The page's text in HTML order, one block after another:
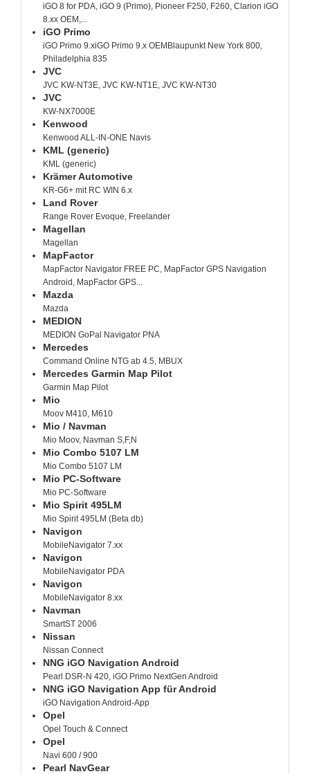
iGO 8 for PDA, iGO 9 (Primo), Pioneer F250, F260, Clarion iGO
8.xx OEM,...
iGO Primo
iGO Primo 9.xiGO Primo 9.x OEMBlaupunkt New York 800,
Philadelphia 835
JVC
JVC KW-NT3E, JVC KW-NT1E, JVC KW-NT30
JVC
KW-NX7000E
Kenwood
Kenwood ALL-IN-ONE Navis
KML (generic)
KML (generic)
Krämer Automotive
KR-G6+ mit RC WIN 6.x
Land Rover
Range Rover Evoque, Freelander
Magellan
Magellan
MapFactor
MapFactor Navigator FREE PC, MapFactor GPS Navigation
Android, MapFactor GPS...
Mazda
Mazda
MEDION
MEDION GoPal Navigator PNA
Mercedes
Command Online NTG ab 4.5, MBUX
Mercedes Garmin Map Pilot
Garmin Map Pilot
Mio
Moov M410, M610
Mio / Navman
Mio Moov, Navman S,F,N
Mio Combo 5107 LM
Mio Combo 5107 LM
Mio PC-Software
Mio PC-Software
Mio Spirit 495LM
Mio Spirit 495LM (Beta db)
Navigon
MobileNavigator 7.xx
Navigon
MobileNavigator PDA
Navigon
MobileNavigator 8.xx
Navman
SmartST 2006
Nissan
Nissan Connect
NNG iGO Navigation Android
Pearl DSR-N 420, iGO Primo NextGen Android
NNG iGO Navigation App für Android
iGO Navigation Android-App
Opel
Opel Touch & Connect
Opel
Navi 600 / 900
Pearl NavGear